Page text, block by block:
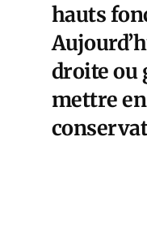
hauts
droite ou
mettre